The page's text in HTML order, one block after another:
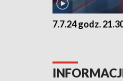
7.7.24 godz.